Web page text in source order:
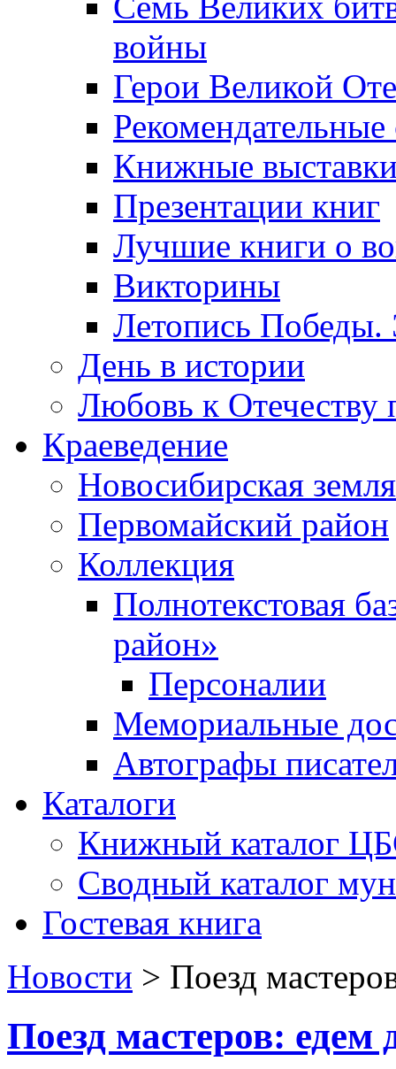
войны
Герои Великой
Рекомендательные
Книжные
Презентации книг
Лучшие книги о
Викторины
Летопись Победы.
День в истории
Любовь к Отечеству
Краеведение
Новосибирская земля
Первомайский район
Коллекция
Полнотекстовая
район»
Персоналии
Мемориальные
Автографы
Каталоги
Книжный каталог
Сводный каталог
Гостевая книга
Новости > Поезд
Поезд мастеров: едем